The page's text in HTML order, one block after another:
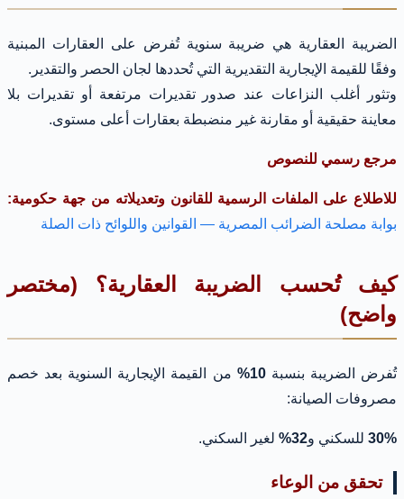
الضريبة العقارية هي ضريبة سنوية تُفرض على العقارات المبنية
وفقًا للقيمة الإيجارية التقديرية التي تُحددها لجان الحصر والتقدير.
وتثور أغلب النزاعات عند صدور تقديرات مرتفعة أو تقديرات بلا
معاينة حقيقية أو مقارنة غير منضبطة بعقارات أعلى مستوى.
مرجع رسمي للنصوص
للاطلاع على الملفات الرسمية للقانون وتعديلاته من جهة حكومية:
بوابة مصلحة الضرائب المصرية — القوانين واللوائح ذات الصلة
كيف تُحسب الضريبة العقارية؟ (مختصر
واضح)
تُفرض الضريبة بنسبة10%
من القيمة الإيجارية السنوية بعد خصم
مصروفات الصيانة:
30% للسكني و32% لغير السكني.
تحقق من الوعاء